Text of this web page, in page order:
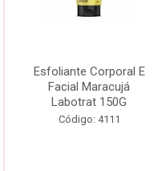
Esfoliante Corporal E
Facial Maracujá
Labotrat 150G
Código: 4111